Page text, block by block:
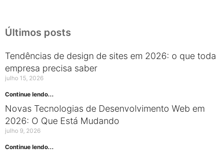
Últimos posts
Tendências de design de sites em 2026: o que toda
empresa precisa saber
julho 15, 2026
Continue lendo...
Novas Tecnologias de Desenvolvimento Web em
2026: O Que Está Mudando
julho 9, 2026
Continue lendo...